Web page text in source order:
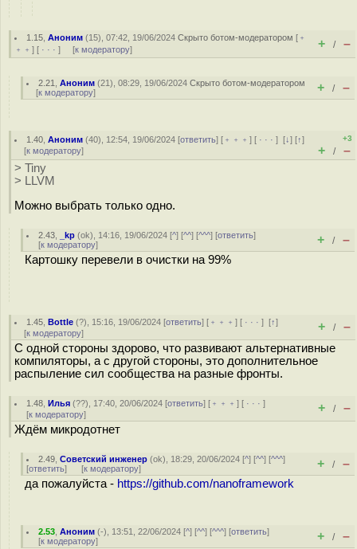
1.15 ,Аноним (15), 07:42, 19/06/2024Скрыто ботом-модератором [ ﹢
﹢﹢ ] [ · · · ] [к модератору] + / –
2.21 ,Аноним (21), 08:29, 19/06/2024Скрыто ботом-модератором
[к модератору] + / –
1.40 ,Аноним (40), 12:54, 19/06/2024 [ответить] [ ﹢﹢﹢] [ · · ·][↓] [↑]
[к модератору]
+3
+ / –
> Tiny
> LLVM
Можно выбрать только одно.
2.43 _kp (ok), 14:16, 19/06/2024 [^] [^^] [^^^] [ответить]
[к модератору] + / –
Картошку перевели в очистки на 99%
1.45 ,Bottle (?), 15:16, 19/06/2024 [ответить] [ ﹢﹢﹢] [ · · ·][↑]
[к модератору] + / –
С одной стороны здорово, что развивают альтернативные
компиляторы, а с другой стороны, это дополнительное
распыление сил сообщества на разные фронты.
1.48 ,Илья (??), 17:40, 20/06/2024 [ответить] [ ﹢﹢﹢] [ · · ·]
[к модератору] + / –
Ждём микродотнет
2.49 ,Советский инженер (ok), 18:29, 20/06/2024 [^] [^^] [^^^]
[ответить] [к модератору] + / –
да пожалуйста - https://github.com/nanoframework
2.53 ,Аноним (-), 13:51, 22/06/2024 [^] [^^] [^^^] [ответить]
[к модератору] + / –